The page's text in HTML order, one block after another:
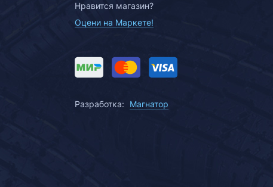
Нравится магазин?
Оцени на Маркете!
Разработка: Магнатор